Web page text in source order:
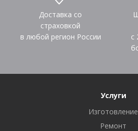
Доставка со
страховкой
в любой регион России
с
Услуги
Изготовление
Ремонт